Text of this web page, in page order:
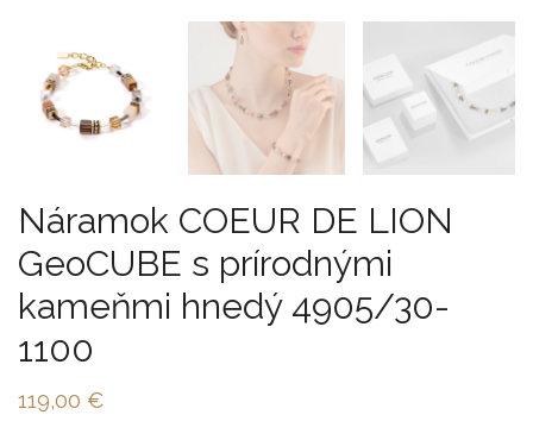
Náramok COEUR DE LION
GeoCUBE s prírodnými
kameňmi hnedý 4905/30-
1100
119,00 €